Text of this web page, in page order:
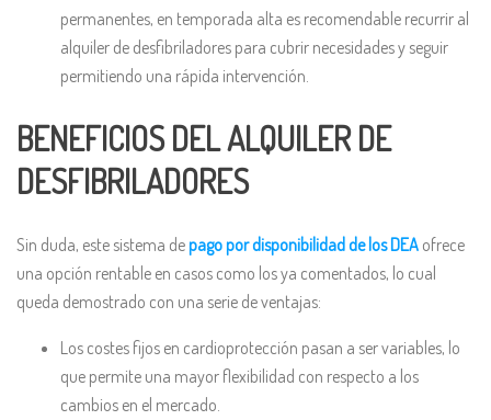
permanentes, en temporada alta es recomendable recurrir al
alquiler de desfibriladores para cubrir necesidades y seguir
permitiendo una rápida intervención.
BENEFICIOS DEL ALQUILER DE
DESFIBRILADORES
Sin duda, este sistema depago por disponibilidad de los DEA ofrece
una opción rentable en casos como los ya comentados, lo cual
queda demostrado con una serie de ventajas:
Los costes fijos en cardioprotección pasan a ser variables, lo
que permite una mayor flexibilidad con respecto a los
cambios en el mercado.